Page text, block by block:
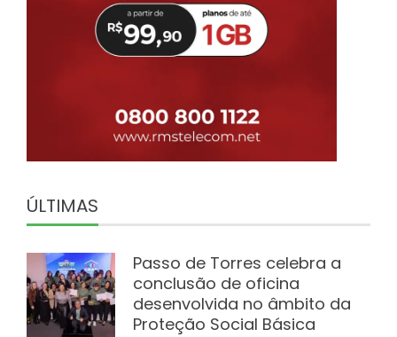
ÚLTIMAS
Passo de Torres celebra a
conclusão de oficina
desenvolvida no âmbito da
Proteção Social Básica